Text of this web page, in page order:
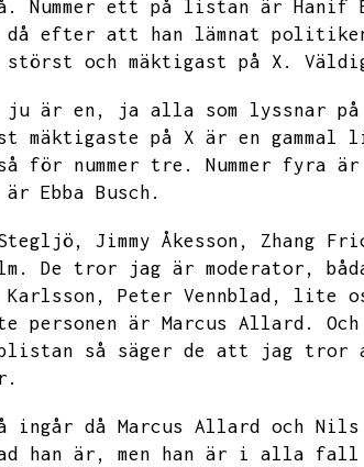
Nummer ett på listan är Hanif
då efter att han lämnat
störst och mäktigast på X.
ju är en,
ja alla som lyssnar på
mäktigaste på X är en gammal
för nummer tre. Nummer fyra
är Ebba Busch.
Jimmy Åkesson, Zhang
De tror jag är moderator,
Peter Vennblad, lite
personen är Marcus Allard.
så säger de att jag
ingår då Marcus Allard och
han är, men han är i alla fall